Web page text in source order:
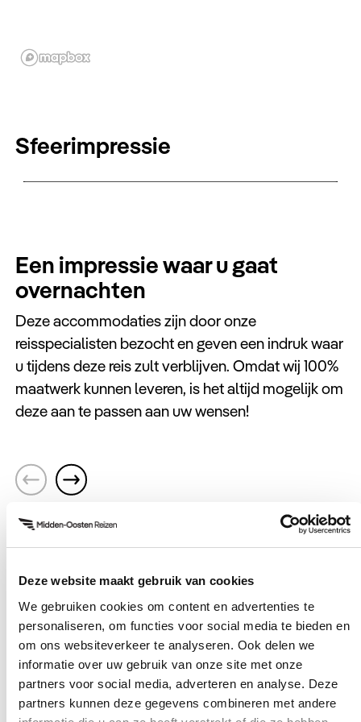
Deze website maakt gebruik van cookies
We gebruiken cookies om content en advertenties te
personaliseren, om functies voor social media te bieden en
om ons websiteverkeer te analyseren. Ook delen we
informatie over uw gebruik van onze site met onze
partners voor social media, adverteren en analyse. Deze
partners kunnen deze gegevens combineren met andere
Sfeerimpressie
Een impressie waar u gaat
overnachten
Deze accommodaties zijn door onze
reisspecialisten bezocht en geven een indruk waar
u tijdens deze reis zult verblijven. Omdat wij 100%
maatwerk kunnen leveren, is het altijd mogelijk om
deze aan te passen aan uw wensen!
Muscat
Crowne Plaza Muscat
Deze accommodatie ligt aan het strand en
Uitbreidingen
Deze uitbreidingen kunnen later worden
geselecteerd.
Wahiba Sands
Dune Bashing | gids in eigen voertuig